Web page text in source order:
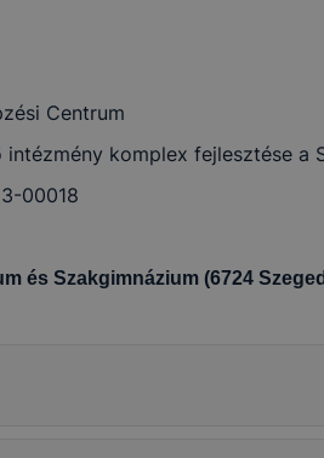
Centrum
komplex fejlesztése a
00018
és Szakgimnázium (6724